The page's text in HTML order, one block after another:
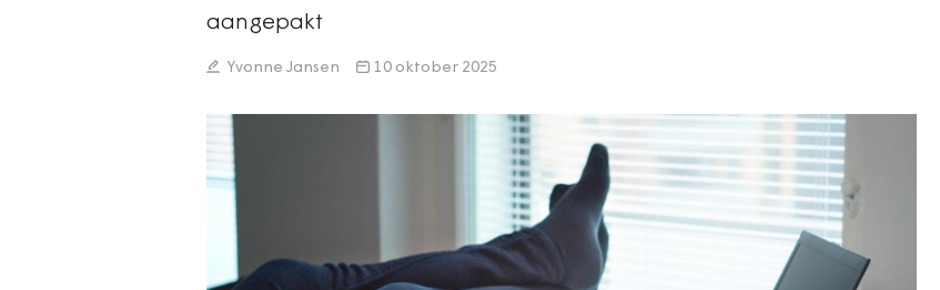
aangepakt
Yvonne Jansen 10 oktober 2025